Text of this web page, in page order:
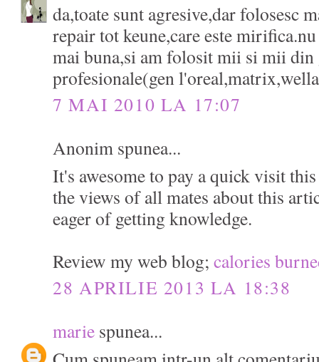
da,toate sunt agresive,dar folosesc
repair tot keune,care este
mai buna,si am folosit mii si mii din
profesionale(gen
7 MAI 2010 LA 17:07
Anonim spunea...
It's awesome to pay a quick visit
the views of all mates about this
eager of getting knowledge.
Review my web blog;calories
28 APRILIE 2013 LA 18:38
marie spunea...